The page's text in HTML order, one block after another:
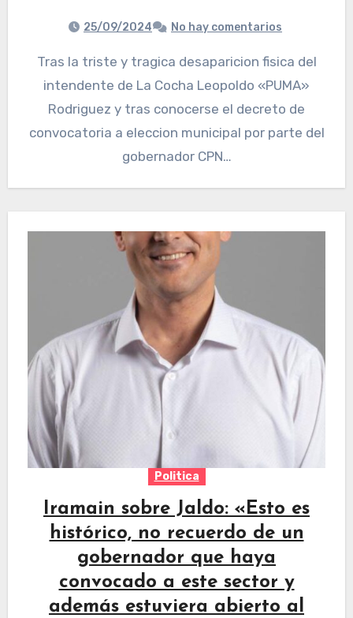
25/09/2024 No hay comentarios
Tras la triste y tragica desaparicion fisica del
intendente de La Cocha Leopoldo «PUMA»
Rodriguez y tras conocerse el decreto de
convocatoria a eleccion municipal por parte del
gobernador CPN…
Politica
Iramain sobre Jaldo: «Esto es
histórico, no recuerdo de un
gobernador que haya
convocado a este sector y
además estuviera abierto al